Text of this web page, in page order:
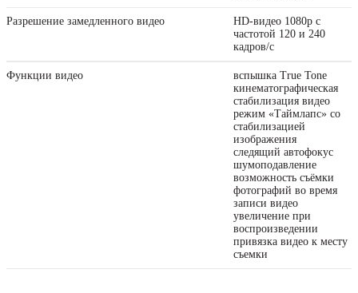
Разрешение замедленного видео
HD-видео 1080р с
частотой 120 и 240
кадров/ с
Функции видео
вспышка True Tone
кинематографическая
стабилизация видео
режим «Таймлапс» со
стабили­зацией
изображения
следящий автофокус
шумоподавление
возможность съёмки
фотографий во время
записи видео
увеличение при
воспроизведении
привязка видео к месту
съемки